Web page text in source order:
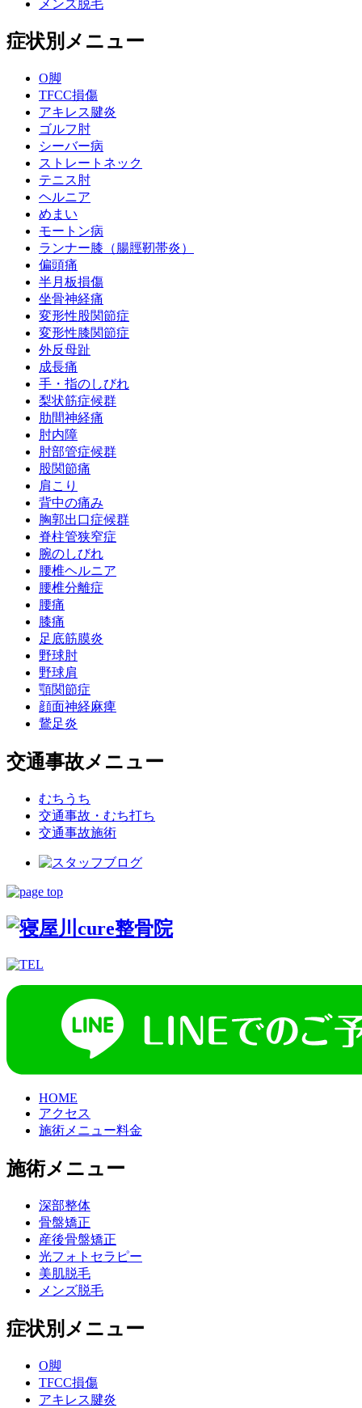
メンズ脱毛
症状別メニュー
O脚
TFCC損傷
アキレス腱炎
ゴルフ肘
シーバー病
ストレートネック
テニス肘
ヘルニア
めまい
モートン病
ランナー膝（腸脛靭帯炎）
偏頭痛
半月板損傷
坐骨神経痛
変形性股関節症
変形性膝関節症
外反母趾
成長痛
手・指のしびれ
梨状筋症候群
肋間神経痛
肘内障
肘部管症候群
股関節痛
肩こり
背中の痛み
胸郭出口症候群
脊柱管狭窄症
腕のしびれ
腰椎ヘルニア
腰椎分離症
腰痛
膝痛
足底筋膜炎
野球肘
野球肩
顎関節症
顔面神経麻痺
鵞足炎
交通事故メニュー
むちうち
交通事故・むち打ち
交通事故施術
HOME
アクセス
施術メニュー料金
施術メニュー
深部整体
骨盤矯正
産後骨盤矯正
光フォトセラピー
美肌脱毛
メンズ脱毛
症状別メニュー
O脚
TFCC損傷
アキレス腱炎